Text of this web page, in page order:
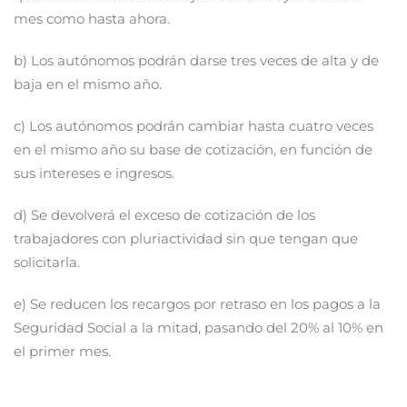
mes como hasta ahora.
b) Los autónomos podrán darse tres veces de alta y de
baja en el mismo año.
c) Los autónomos podrán cambiar hasta cuatro veces
en el mismo año su base de cotización, en función de
sus intereses e ingresos.
d) Se devolverá el exceso de cotización de los
trabajadores con pluriactividad sin que tengan que
solicitarla.
e) Se reducen los recargos por retraso en los pagos a la
Seguridad Social a la mitad, pasando del 20% al 10% en
el primer mes.